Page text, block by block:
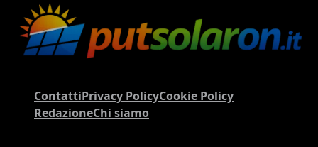
ContattiPrivacy PolicyCookie Policy
RedazioneChi siamo